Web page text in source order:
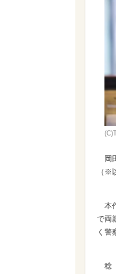
岡
（※
本
で両
く警
稔